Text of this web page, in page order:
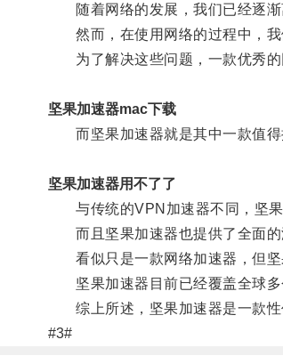
随着网络的发展，我们已经逐渐
然而，在使用网络的过程中，我
为了解决这些问题，一款优秀的
坚果加速器mac下载
而坚果加速器就是其中一款值得
坚果加速器用不了了
与传统的VPN加速器不同，坚果
而且坚果加速器也提供了全面的
看似只是一款网络加速器，但坚
坚果加速器目前已经覆盖全球多
综上所述，坚果加速器是一款性
#3#